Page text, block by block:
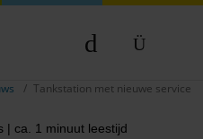
Tankstation met nieuwe service
| ca. 1 minuut leestijd